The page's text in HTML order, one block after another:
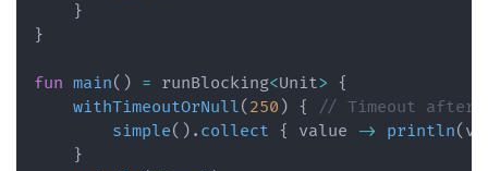
}
}
fun main( ) = runBlocking<Unit> {
withTimeoutOrNull( 250 ) {
// Timeout after
simple( ) . collect { value -> println(
}